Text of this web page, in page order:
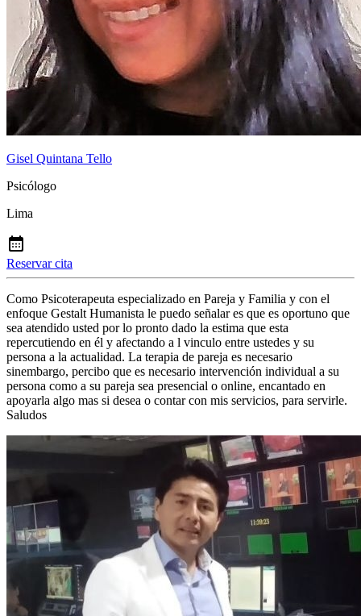
Gisel Quintana Tello
Psicólogo
Lima
Reservar cita
Como Psicoterapeuta especializado en Pareja y Familia y con el
enfoque Gestalt Humanista le puedo señalar es que es oportuno que
sea atendido usted por lo pronto dado la estima que esta
repercutiendo en él y afectando a l vinculo entre ustedes y su
persona a la actualidad. La terapia de pareja es necesario
sinembargo, percibo que es necesario intervención individual a su
persona como a su pareja sea presencial o online, encantado en
apoyarla algo mas si desea o contar con mis servicios, para servirle.
Saludos